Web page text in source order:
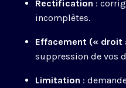
Rectification :
incomplètes.
Effacement (« droit
suppression de vos
Limitation :